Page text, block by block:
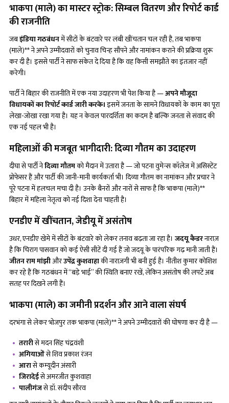
भाकपा (माले) का मास्टर स्ट्रोक: सिम्बल वितरण और रिपोर्ट कार्ड
की राजनीति
जबइंडिया गठबंधनमें सीटों के बंटवारे पर लंबी खींचतान चल रही है, तब भाकपा
(माले)** ने अपने उम्मीदवारों को चुनाव चिन्ह सौंपने और नामांकन कराने की प्रक्रिया शुरू
कर दी है। इससे पार्टी ने साफ संकेत दे दिया है कि वह किसी समझौते का इंतजार नहीं
करेगी।
पार्टी ने बिहार की राजनीति में एक नया उदाहरण भी पेश किया है —अपने मौजूदा
विधायकों का रिपोर्ट कार्ड जारी करके।इसमें जनता के सामने विधायकों के काम का पूरा
लेखा-जोखा रखा गया है। यह न केवल पारदर्शिता का कदम है बल्कि जनता से संवाद की
एक नई पहल भी है।
महिलाओं की मजबूत भागीदारी: दिव्यागौतम का उदाहरण
दीघा से पार्टी नेदिव्या गौतमको मैदान में उतारा है — जो पटना वुमेन्स कॉलेज में असिस्टेंट
प्रोफेसर हैं और पार्टी की जानी-मानी कार्यकर्ता भी। दिव्या गौतम का नामांकन और प्रचार ने
पूरे पटना में हलचल मचा दी है। उनके बैनरों और नारों से साफ है कि भाकपा (माले)**
बिहार में महिला नेतृत्व को नई दिशा देना चाहती है।
एनडीए में खींचतान, जेडीयू में असंतोष
उधर, एनडीए खेमे में सीटों के बंटवारे को लेकर तनाव बढ़ता जा रहा है। जदयू कैडरनाराज़
है कि चिराग पासवान को कई ऐसी सीटें दी गई हैं जो जदयू के पारंपरिक गढ़ मानी जाती हैं।
जीतन राम मांझीऔरउपेंद्र कुशवाहाकी नाराज़गी भी बनी हुई है। नीतीश कुमार कोशिश
कर रहे हैं कि गठबंधन में “बड़े भाई” की स्थिति बनाए रखें, लेकिन असंतोष की लपटें अब
सतह पर दिखने लगी हैं।
भाकपा (माले) का जमीनी प्रदर्शन और आने वाला संघर्ष
दरभंगा से लेकर भोजपुर तक भाकपा (माले)** ने अपने उम्मीदवारों की घोषणा कर दी है —
तरारीसे मदन सिंह चंद्रवंशी
अगियाओंसे शिव प्रकाश रंजन
आरासे कम्यूदीन अंसारी
जिरादेईसे अमरजीत कुशवाहा
पालीगंजसे डॉ. संदीप सौरव